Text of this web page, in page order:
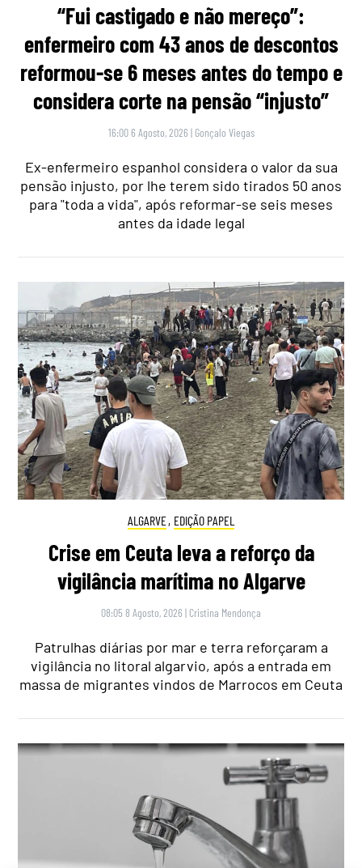
“Fui castigado e não mereço”:
enfermeiro com 43 anos de descontos
reformou-se 6 meses antes do tempo e
considera corte na pensão “injusto”
16:00 6 Agosto, 2026 | Gonçalo Viegas
Ex-enfermeiro espanhol considera o valor da sua
pensão injusto, por lhe terem sido tirados 50 anos
para "toda a vida", após reformar-se seis meses
antes da idade legal
ALGARVE, EDIÇÃO PAPEL
Crise em Ceuta leva a reforço da
vigilância marítima no Algarve
08:05 8 Agosto, 2026 | Cristina Mendonça
Patrulhas diárias por mar e terra reforçaram a
vigilância no litoral algarvio, após a entrada em
massa de migrantes vindos de Marrocos em Ceuta